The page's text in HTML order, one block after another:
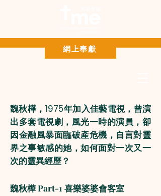
Paypal 網上奉獻
網上奉獻
魏秋樺，1975年加入佳藝電視，曾演
出多套電視劇，風光一時的演員，卻
因金融風暴面臨破產危機，自言對靈
界之事敏感的她，如何面對一次又一
次的靈異經歷？
魏秋樺 Part-1 喜樂婆婆會客室